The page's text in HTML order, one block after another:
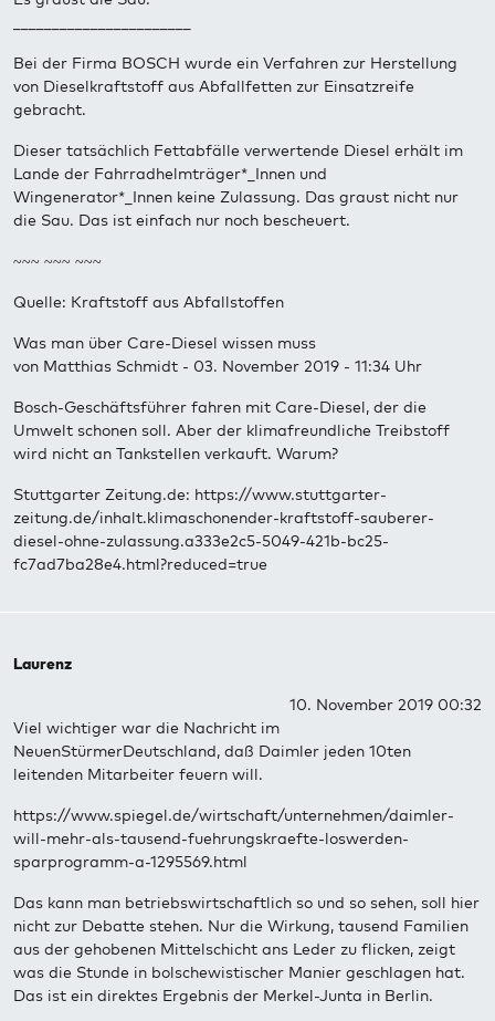
Bei der Firma BOSCH wurde ein Verfahren zur Herstellung
von Dieselkraftstoff aus Abfallfetten zur Einsatzreife
gebracht.
Dieser tatsächlich Fettabfälle verwertende Diesel erhält im
Lande der Fahrradhelmträger*_Innen und
Wingenerator*_Innen keine Zulassung. Das graust nicht nur
die Sau. Das ist einfach nur noch bescheuert.
~~~ ~~~ ~~~
Quelle: Kraftstoff aus Abfallstoffen
Was man über Care-Diesel wissen muss
von Matthias Schmidt - 03. November 2019 - 11:34 Uhr
Bosch-Geschäftsführer fahren mit Care-Diesel, der die
Umwelt schonen soll. Aber der klimafreundliche Treibstoff
wird nicht an Tankstellen verkauft. Warum?
Stuttgarter Zeitung.de: https://www.stuttgarter-
zeitung.de/inhalt.klimaschonender-kraftstoff-sauberer-
diesel-ohne-zulassung.a333e2c5-5049-421b-bc25-
fc7ad7ba28e4.html?reduced=true
Laurenz
10. November 2019 00:32
Viel wichtiger war die Nachricht im
NeuenStürmerDeutschland, daß Daimler jeden 10ten
leitenden Mitarbeiter feuern will.
https://www.spiegel.de/wirtschaft/unternehmen/daimler-
will-mehr-als-tausend-fuehrungskraefte-loswerden-
sparprogramm-a-1295569.html
Das kann man betriebswirtschaftlich so und so sehen, soll hier
nicht zur Debatte stehen. Nur die Wirkung, tausend Familien
aus der gehobenen Mittelschicht ans Leder zu flicken, zeigt
was die Stunde in bolschewistischer Manier geschlagen hat.
Das ist ein direktes Ergebnis der Merkel-Junta in Berlin.